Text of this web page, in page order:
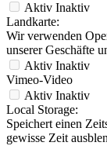
Aktiv Inaktiv
Landkarte:
Wir verwenden
unserer Geschäfte
Aktiv Inaktiv
Vimeo-Video
Aktiv Inaktiv
Local Storage:
Speichert einen
gewisse Zeit